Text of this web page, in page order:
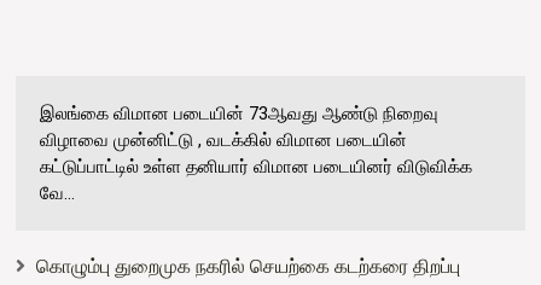
இலங்கை விமான படையின் 73ஆவது ஆண்டு நிறைவு
விழாவை முன்னிட்டு , வடக்கில் விமான படையின்
கட்டுப்பாட்டில் உள்ள தனியார் விமான படையினர் விடுவிக்க
வே...
கொழும்பு துறைமுக நகரில் செயற்கை கடற்கரை திறப்பு